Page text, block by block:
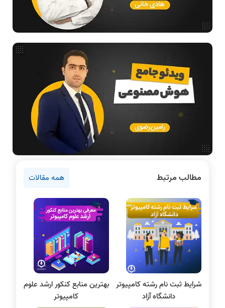
ساختمان داده
آموزش تخصصی دروس رشته کامپیوتر و IT
فناوری
دانشگاه ها
اخبار آزمون ها
دروس مهندسی کامپیوتر
پایتون
سی شارپ
علم داده
مقاله نویسی
بلاکچین
پایگاه داده
الکترونیک دیجیتال
مطالب مرتبط همه مقالات
شرایط ثبت نام رشته کامپیوتر
دانشگاه آزاد
بهترین منابع کنکور ارشد علوم
کامپیوتر